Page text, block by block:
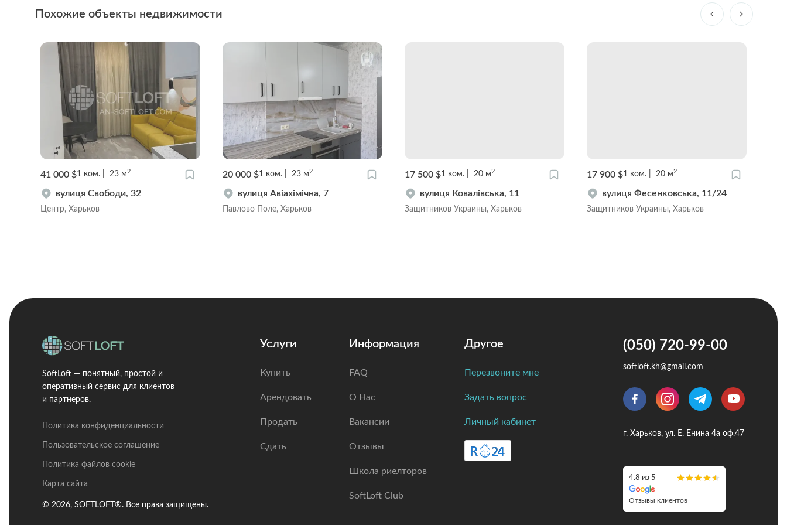
Похожие объекты недвижимости
41 000 $1 ком. 23 м2
вулиця Свободи, 32
Центр, Харьков
20 000 $1 ком. 23 м2
вулиця Авіахімічна, 7
Павлово Поле, Харьков
17 500 $1 ком. 20 м2
вулиця Ковалівська, 11
Защитников Украины, Харьков
17 900 $1 ком. 20 м2
вулиця Фесенковська, 11/24
Защитников Украины, Харьков
SoftLoft — понятный, простой и
оперативный сервис для клиентов
и партнеров.
Политика конфиденциальности
Пользовательское соглашение
Политика файлов cookie
Карта сайта
Услуги
Купить
Арендовать
Продать
Сдать
Информация
FAQ
О Нас
Вакансии
Отзывы
Школа риелторов
SoftLoft Club
Другое
Перезвоните мне
Задать вопрос
Личный кабинет
(050) 720-99-00
softloft.kh@gmail.com
г. Харьков, ул. Е. Енина 4а оф.47
4.8 из 5
Отзывы клиентов
© 2026, SOFTLOFT®. Все права защищены.